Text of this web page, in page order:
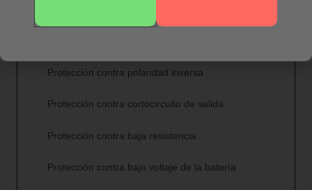
Protección contra polaridad inversa
Protección contra cortocircuito de salida
Protección contra baja resistencia
Protección contra bajo voltaje de la batería